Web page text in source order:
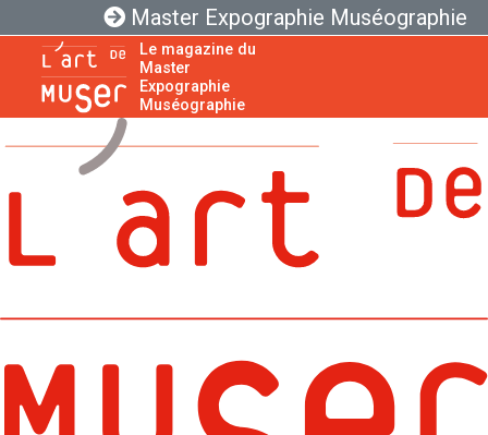
Master Expographie Muséographie
Le magazine du
Master
Expographie
Muséographie